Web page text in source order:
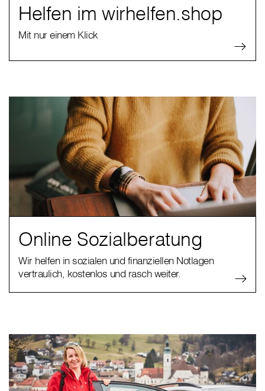
Helfen im wirhelfen.shop
Mit nur einem Klick
Online Sozialberatung
Wir helfen in sozialen und finanziellen Notlagen
vertraulich, kostenlos und rasch weiter.